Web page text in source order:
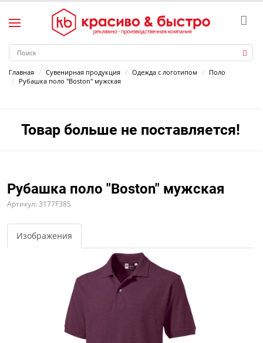
Главная Сувенирная продукция Одежда с логотипом
Поло
Рубашка поло "Boston" мужская
Товар больше не поставляется!
Рубашка поло "Boston" мужская
Артикул: 3177F38S
Изображения